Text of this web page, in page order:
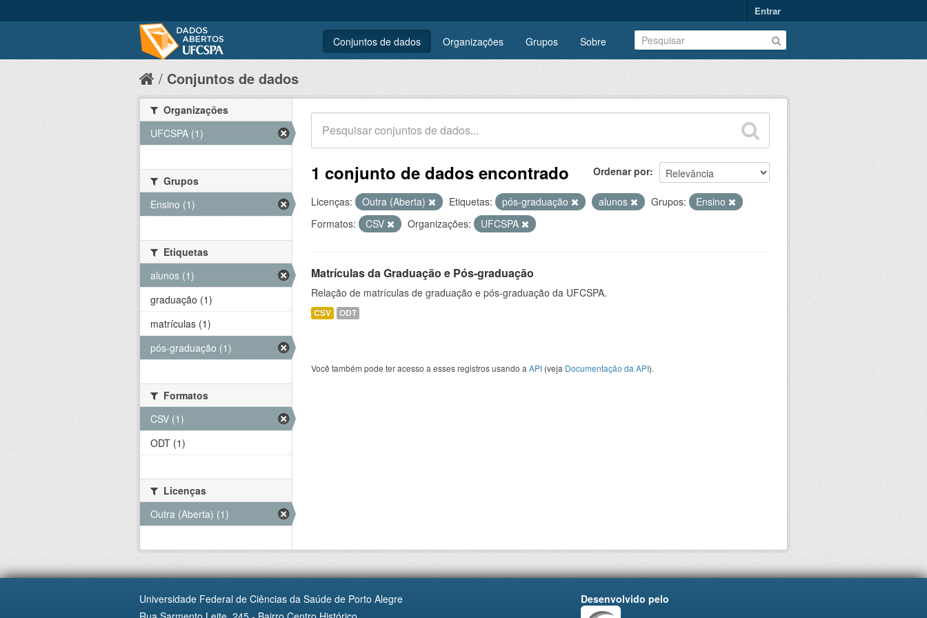
Entrar
Conjuntos de dados Organizações Grupos Sobre
Conjuntos de dados
Ordenar por
1 conjunto de dados encontrado
Licenças: Outra (Aberta) Etiquetas: pós-graduação alunos Grupos:
Ensino
Formatos:
CSV Organizações: UFCSPA
Matrículas da Graduação e Pós-graduação
Relação de matrículas de graduação e pós-graduação da UFCSPA.
CSV ODT
Você também pode ter acesso a esses registros usando a API (veja Documentação da API).
Organizações
UFCSPA (1)
Grupos
Ensino (1)
Etiquetas
alunos (1)
graduação (1)
matrículas (1)
pós-graduação (1)
Formatos
CSV (1)
ODT (1)
Licenças
Outra (Aberta) (1)
Universidade Federal de Ciências da Saúde de Porto Alegre
Desenvolvido pelo